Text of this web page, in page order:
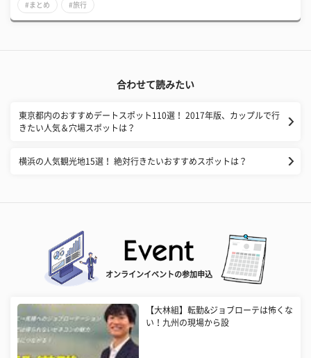
#まとめ #旅行
合わせて読みたい
東京都内のおすすめデートスポット110選！ 2017年版、カップルで行
きたい人気＆穴場スポットは？
横浜の人気観光地15選！ 絶対行きたいおすすめスポットは？
オンラインイベントの参加申込
【大林組】転勤&ジョブローテは怖くな
い！九州の現場から設